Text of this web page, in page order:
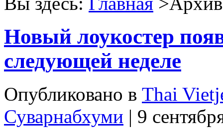
Новый лоукостер
следующей неделе
Опубликовано в Thai
Суварнабхуми | 9